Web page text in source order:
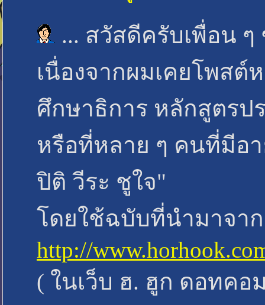
... สวัสดีครับเพื่อน ๆ
เนื่องจากผมเคยโพสต์
ศึกษาธิการ หลักสูตรป
หรือที่หลาย ๆ คนที่มีอ
ปิติ วีระ ชูใจ"
โดยใช้ฉบับที่นำมาจา
http://
( ในเว็บ ฮ. ฮูก ดอทค